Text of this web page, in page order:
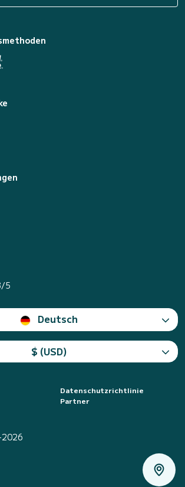
5
Deutsch
$ (USD)
Datenschutzrichtlinie
Partner